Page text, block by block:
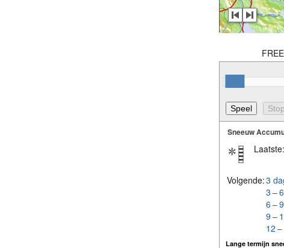
Sneeuw
Laatste:
Volgende:3
3 –
6 –
9 –
12
Lange termijn